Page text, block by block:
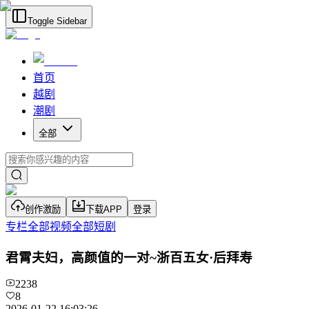
Toggle Sidebar
首页
越剧
潮剧
全部
创作激励 下载APP 登录
专栏全部视频全部短剧
君霄夫妇，高颜值的一对~浙百五女·后拜寿
2238
8